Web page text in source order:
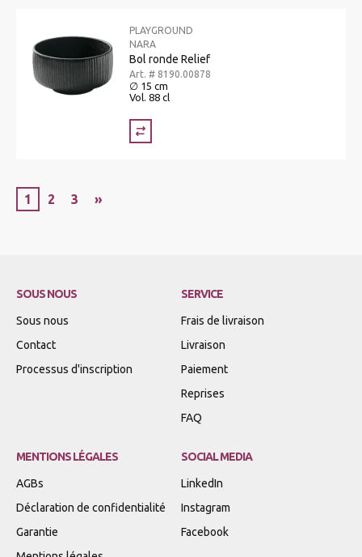
PLAYGROUND
NARA
Bol ronde Relief
Art. # 8190.00878
∅ 15 cm
Vol. 88 cl
1 2 3 »
SOUS NOUS
Sous nous
Contact
Processus d'inscription
SERVICE
Frais de livraison
Livraison
Paiement
Reprises
FAQ
MENTIONS LÉGALES
AGBs
Déclaration de confidentialité
Garantie
SOCIAL MEDIA
LinkedIn
Instagram
Facebook